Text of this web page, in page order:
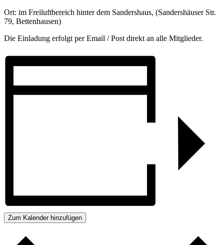
Ort: im Freiluftbereich hinter dem Sandershaus, (Sandershäuser Str.
79, Bettenhausen)
Die Einladung erfolgt per Email / Post direkt an alle Mitglieder.
Zum Kalender hinzufügen